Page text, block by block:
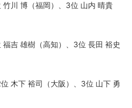
竹川 博（福岡）、3位 山内 晴貴
吉 雄樹（高知）、3位 長田 裕史
木下 裕司（大阪）、3位 山下 勇